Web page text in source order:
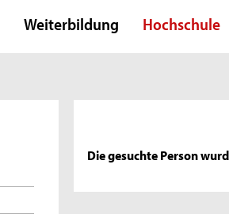
Weiterbildung Hochschule
Die gesuchte Person